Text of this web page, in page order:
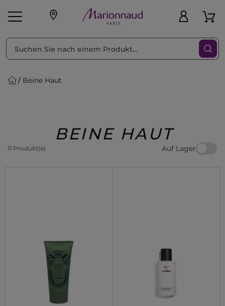
Geschenke
Beine Haut
BEINE HAUT
11 Produkt(e) Auf Lager
sortieren nach Filter